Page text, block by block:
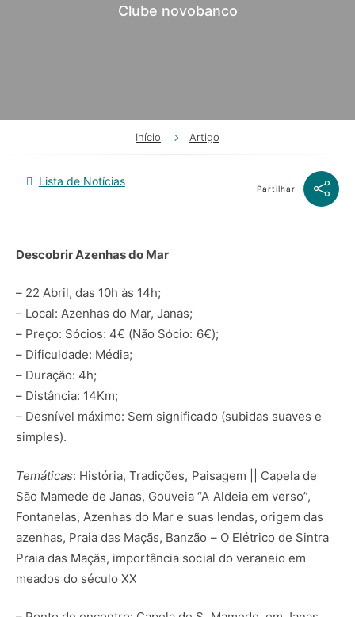
Clube novobanco
Início Artigo
Lista de Notícias
Partilhar
Descobrir Azenhas do Mar
– 22 Abril, das 10h às 14h;
– Local: Azenhas do Mar, Janas;
– Preço: Sócios: 4€ (Não Sócio: 6€);
– Dificuldade: Média;
– Duração: 4h;
– Distância: 14Km;
– Desnível máximo: Sem significado (subidas suaves e
simples).
Temáticas: História, Tradições, Paisagem || Capela de
São Mamede de Janas, Gouveia “A Aldeia em verso”,
Fontanelas, Azenhas do Mar e suas lendas, origem das
azenhas, Praia das Maçãs, Banzão – O Elétrico de Sintra
Praia das Maçãs, importância social do veraneio em
meados do século XX